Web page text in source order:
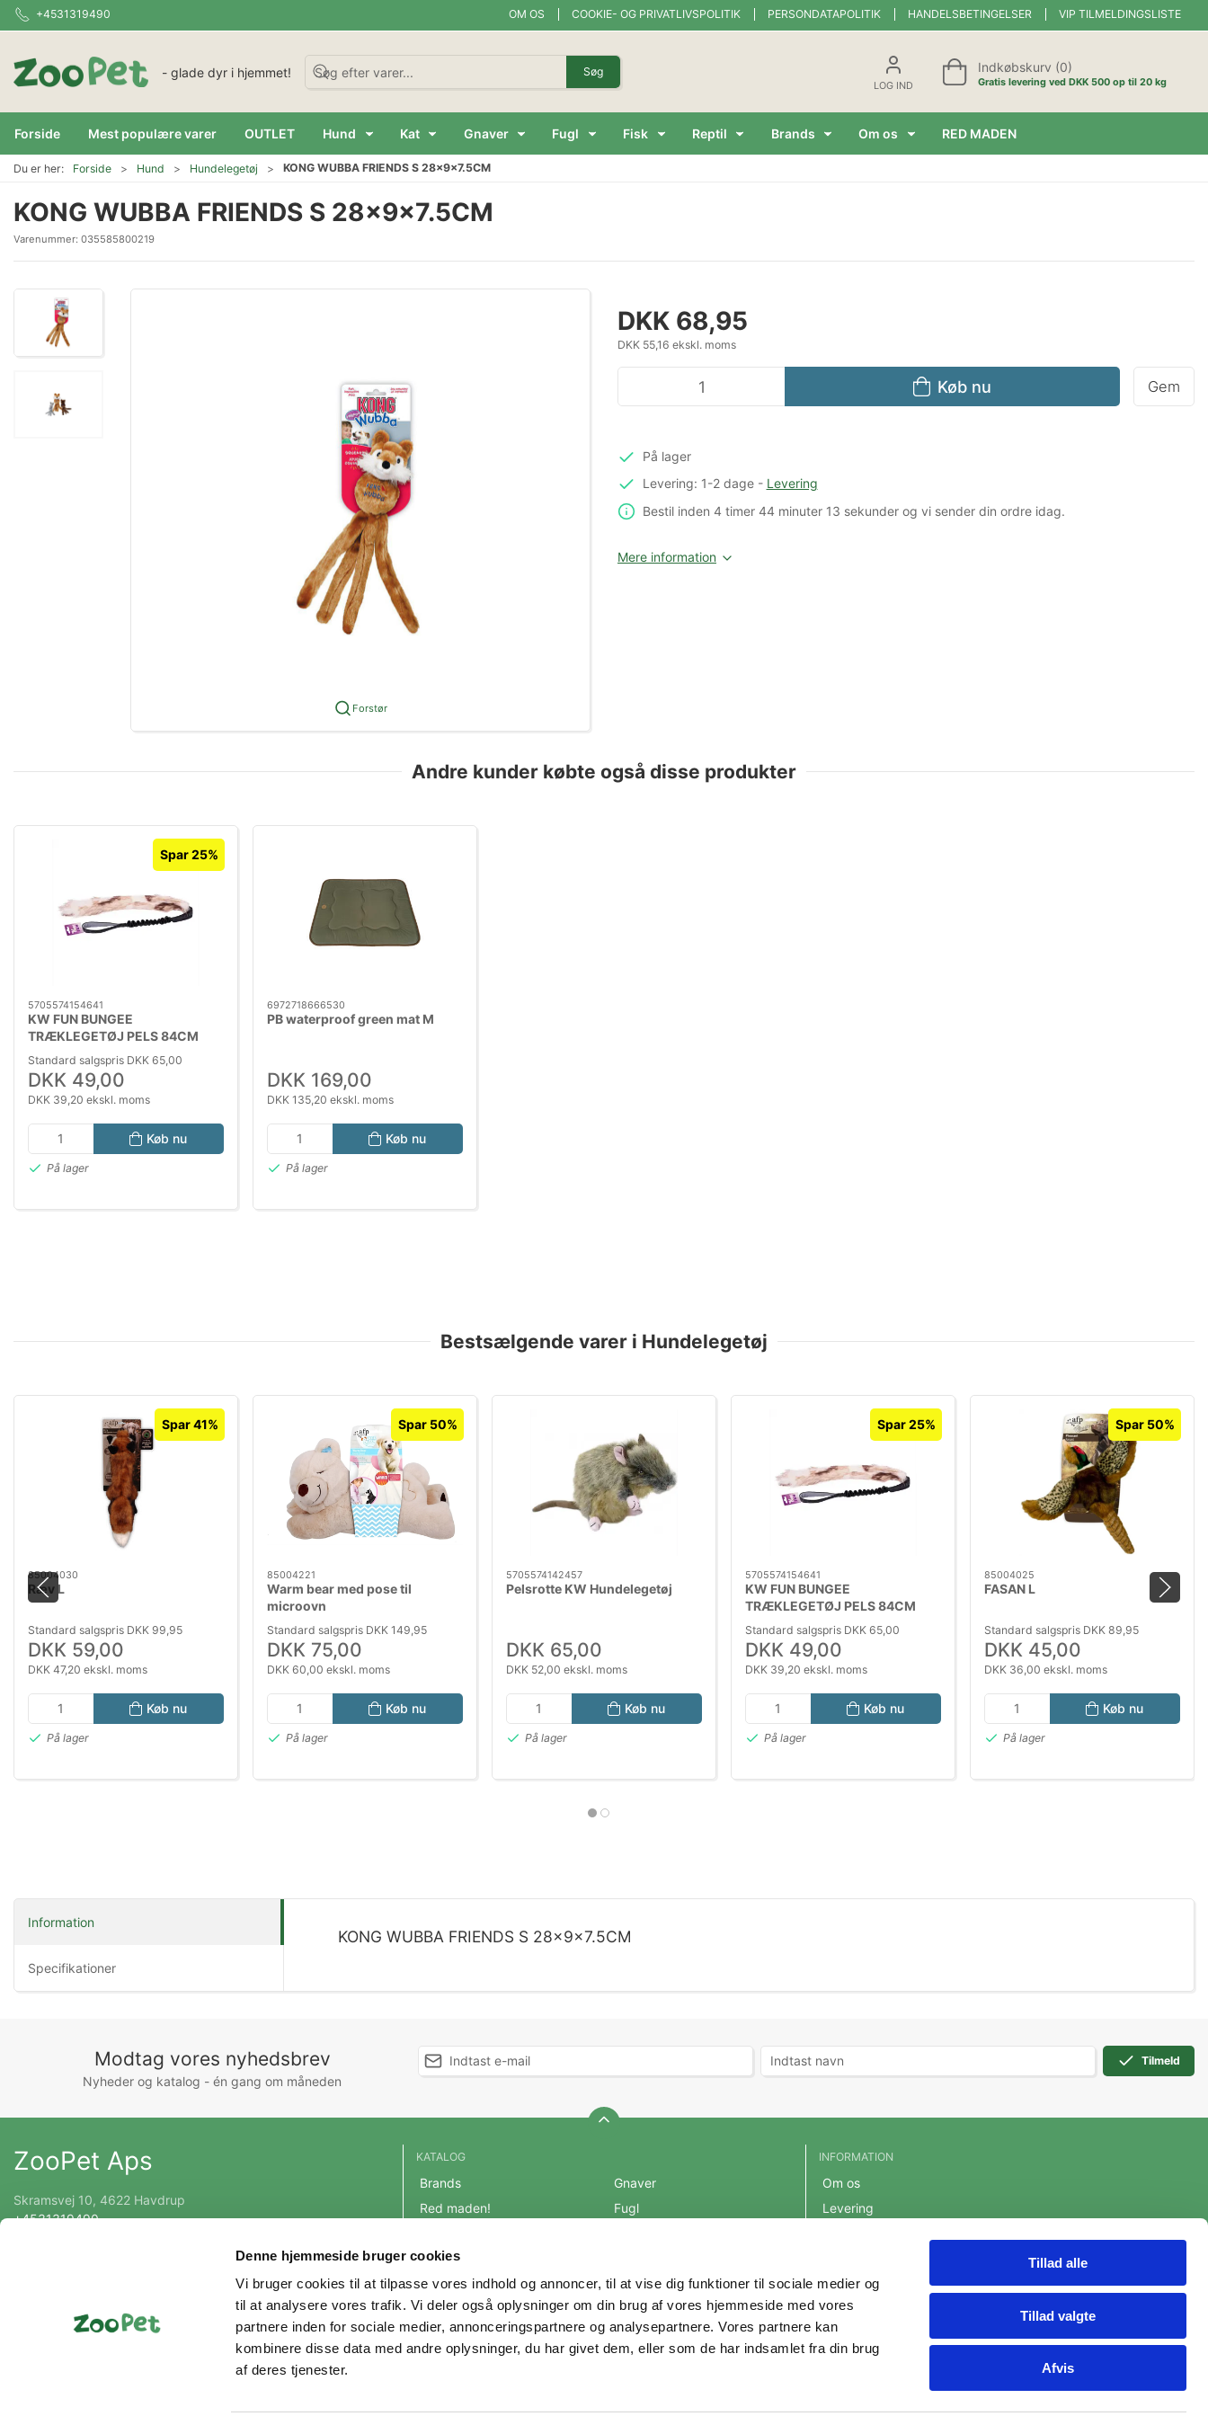
Denne hjemmeside bruger cookies
Vi bruger cookies til at tilpasse vores indhold og annoncer, til at vise dig funktioner til sociale medier og
til at analysere vores trafik. Vi deler også oplysninger om din brug af vores hjemmeside med vores
partnere inden for sociale medier, annonceringspartnere og analysepartnere. Vores partnere kan
kombinere disse data med andre oplysninger, du har givet dem, eller som de har indsamlet fra din brug
af deres tjenester.
Tillad alle
Tillad valgte
Afvis
+4531319490 OM OS COOKIE- OG PRIVATLIVSPOLITIK PERSONDATAPOLITIK HANDELSBETINGELSER VIP TILMELDINGSLISTE
- glade dyr i hjemmet! Søg
LOG IND
Indkøbskurv (0)
Gratis levering ved DKK 500 op til 20 kg
Forside Mest populære varer OUTLET Hund Kat Gnaver Fugl Fisk Reptil Brands Om os RED MADEN
Du er her: Forside Hund Hundelegetøj KONG WUBBA FRIENDS S 28x9x7.5CM
KONG WUBBA FRIENDS S 28x9x7.5CM
Varenummer: 035585800219
Forstør
DKK 68,95
DKK 55,16 ekskl. moms
Køb nu Gem
På lager
Levering: 1-2 dage- Levering
Bestil inden 4 timer44 minuter12 sekunderog vi sender din ordre idag.
Mere information
Andre kunder købte også disse produkter
Spar 25%
5705574154641
KW FUN BUNGEE
TRÆKLEGETØJ PELS 84CM
Standard salgspris DKK 65,00
DKK 49,00
DKK 39,20 ekskl. moms
Køb nu
På lager
6972718666530
PB waterproof green mat M
DKK 169,00
DKK 135,20 ekskl. moms
Køb nu
På lager
Bestsælgende varer i Hundelegetøj
Spar 41%
85004030
Ræv L
Standard salgspris DKK 99,95
DKK 59,00
DKK 47,20 ekskl. moms
Køb nu
På lager
Spar 50%
85004221
Warm bear med pose til
microovn
Standard salgspris DKK 149,95
DKK 75,00
DKK 60,00 ekskl. moms
Køb nu
På lager
5705574142457
Pelsrotte KW Hundelegetøj
DKK 65,00
DKK 52,00 ekskl. moms
Køb nu
På lager
Spar 25%
5705574154641
KW FUN BUNGEE
TRÆKLEGETØJ PELS 84CM
Standard salgspris DKK 65,00
DKK 49,00
DKK 39,20 ekskl. moms
Køb nu
På lager
Spar 50%
85004025
FASAN L
Standard salgspris DKK 89,95
DKK 45,00
DKK 36,00 ekskl. moms
Køb nu
På lager
Information
Specifikationer
KONG WUBBA FRIENDS S 28x9x7.5CM
Modtag vores nyhedsbrev
Nyheder og katalog - én gang om måneden
Tilmeld
ZooPet Aps
Skramsvej 10, 4622 Havdrup
+4531319490
KATALOG
Brands
Red maden!
Mest populære varer
OUTLET
Hund
Kat
Gnaver
Fugl
Hest
Andre Dyr
Veterinærfoder
INFORMATION
Om os
Levering
Persondatapolitik
Fortrydelsesret